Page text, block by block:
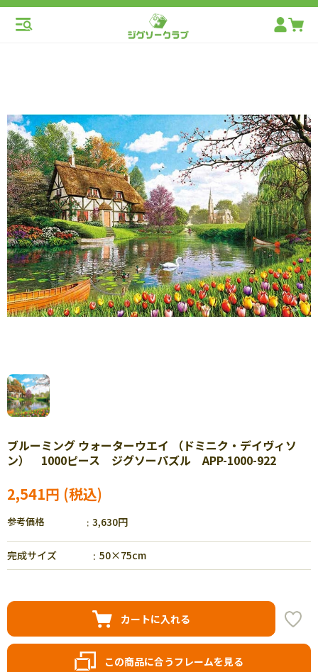
ブルーミング ウォーターウエイ （ドミニク・デイヴィソ
ン） 1000ピース ジグソーパズル APP-1000-922
2,541円
参考価格 3,630円
完成サイズ 50×75cm
カートに入れる
この商品に合うフレームを見る